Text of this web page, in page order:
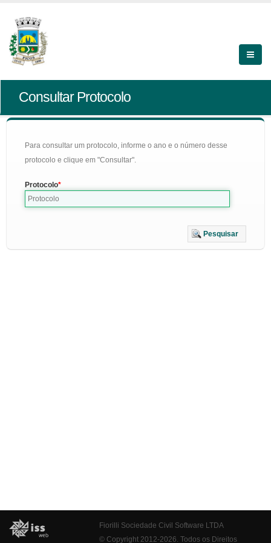
Consultar Protocolo
Para consultar um protocolo, informe o ano e o número desse
protocolo e clique em "Consultar".
Protocolo
Pesquisar
Fiorilli Sociedade Civil Software LTDA
© Copyright 2012-2026. Todos os Direitos